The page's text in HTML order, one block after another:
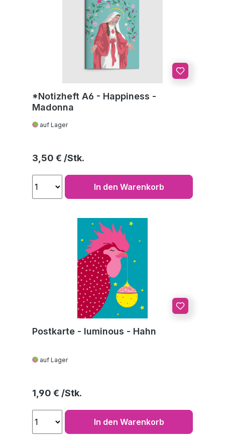
*Notizheft A6 - Happiness -
Madonna
auf Lager
Regulärer Preis:
3,50 €
In den Warenkorb
Postkarte - luminous - Hahn
auf Lager
Regulärer Preis:
1,90 €
In den Warenkorb